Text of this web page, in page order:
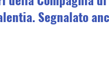
Segnalato